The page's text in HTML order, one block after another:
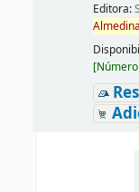
Editora:
[Número